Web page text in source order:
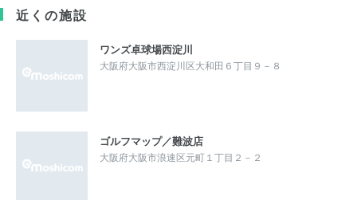
近くの施設
ワンズ卓球場西淀川
大阪府大阪市西淀川区大和田６丁目９－８
ゴルフマップ／難波店
大阪府大阪市浪速区元町１丁目２－２